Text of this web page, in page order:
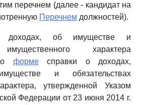
перечнем (далее - кандидат на
Перечнем должностей).
об имуществе и
имущественного характера
формесправки о доходах,
и обязательствах
утвержденной Указом
Федерации от 23 июня 2014 г.